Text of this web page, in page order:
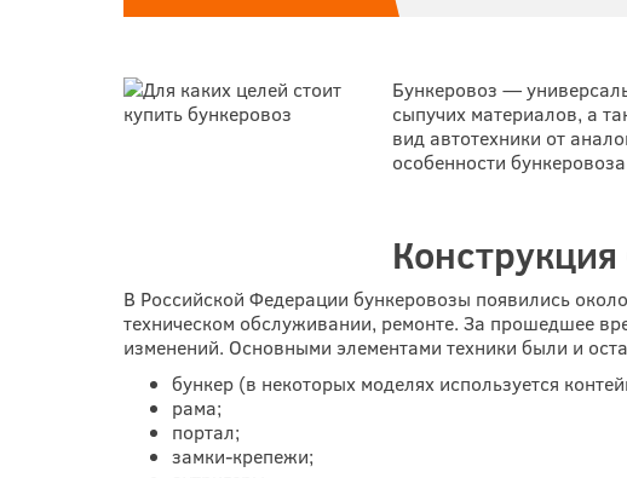
Бункеровоз —
сыпучих материалов, а
вид автотехники от
особенности
В Российской Федерации бункеровозы появились
техническом обслуживании, ремонте. За прошедшее
изменений. Основными элементами техники были и
бункер (в некоторых моделях используется
рама;
портал;
замки-крепежи;